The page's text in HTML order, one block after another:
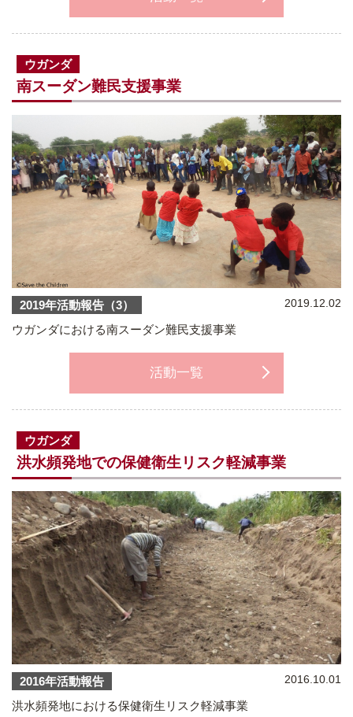
ウガンダ
南スーダン難民支援事業
2019年活動報告（3） 2019.12.02
ウガンダにおける南スーダン難民支援事業
活動一覧
ウガンダ
洪水頻発地での保健衛生リスク軽減事業
2016年活動報告 2016.10.01
洪水頻発地における保健衛生リスク軽減事業